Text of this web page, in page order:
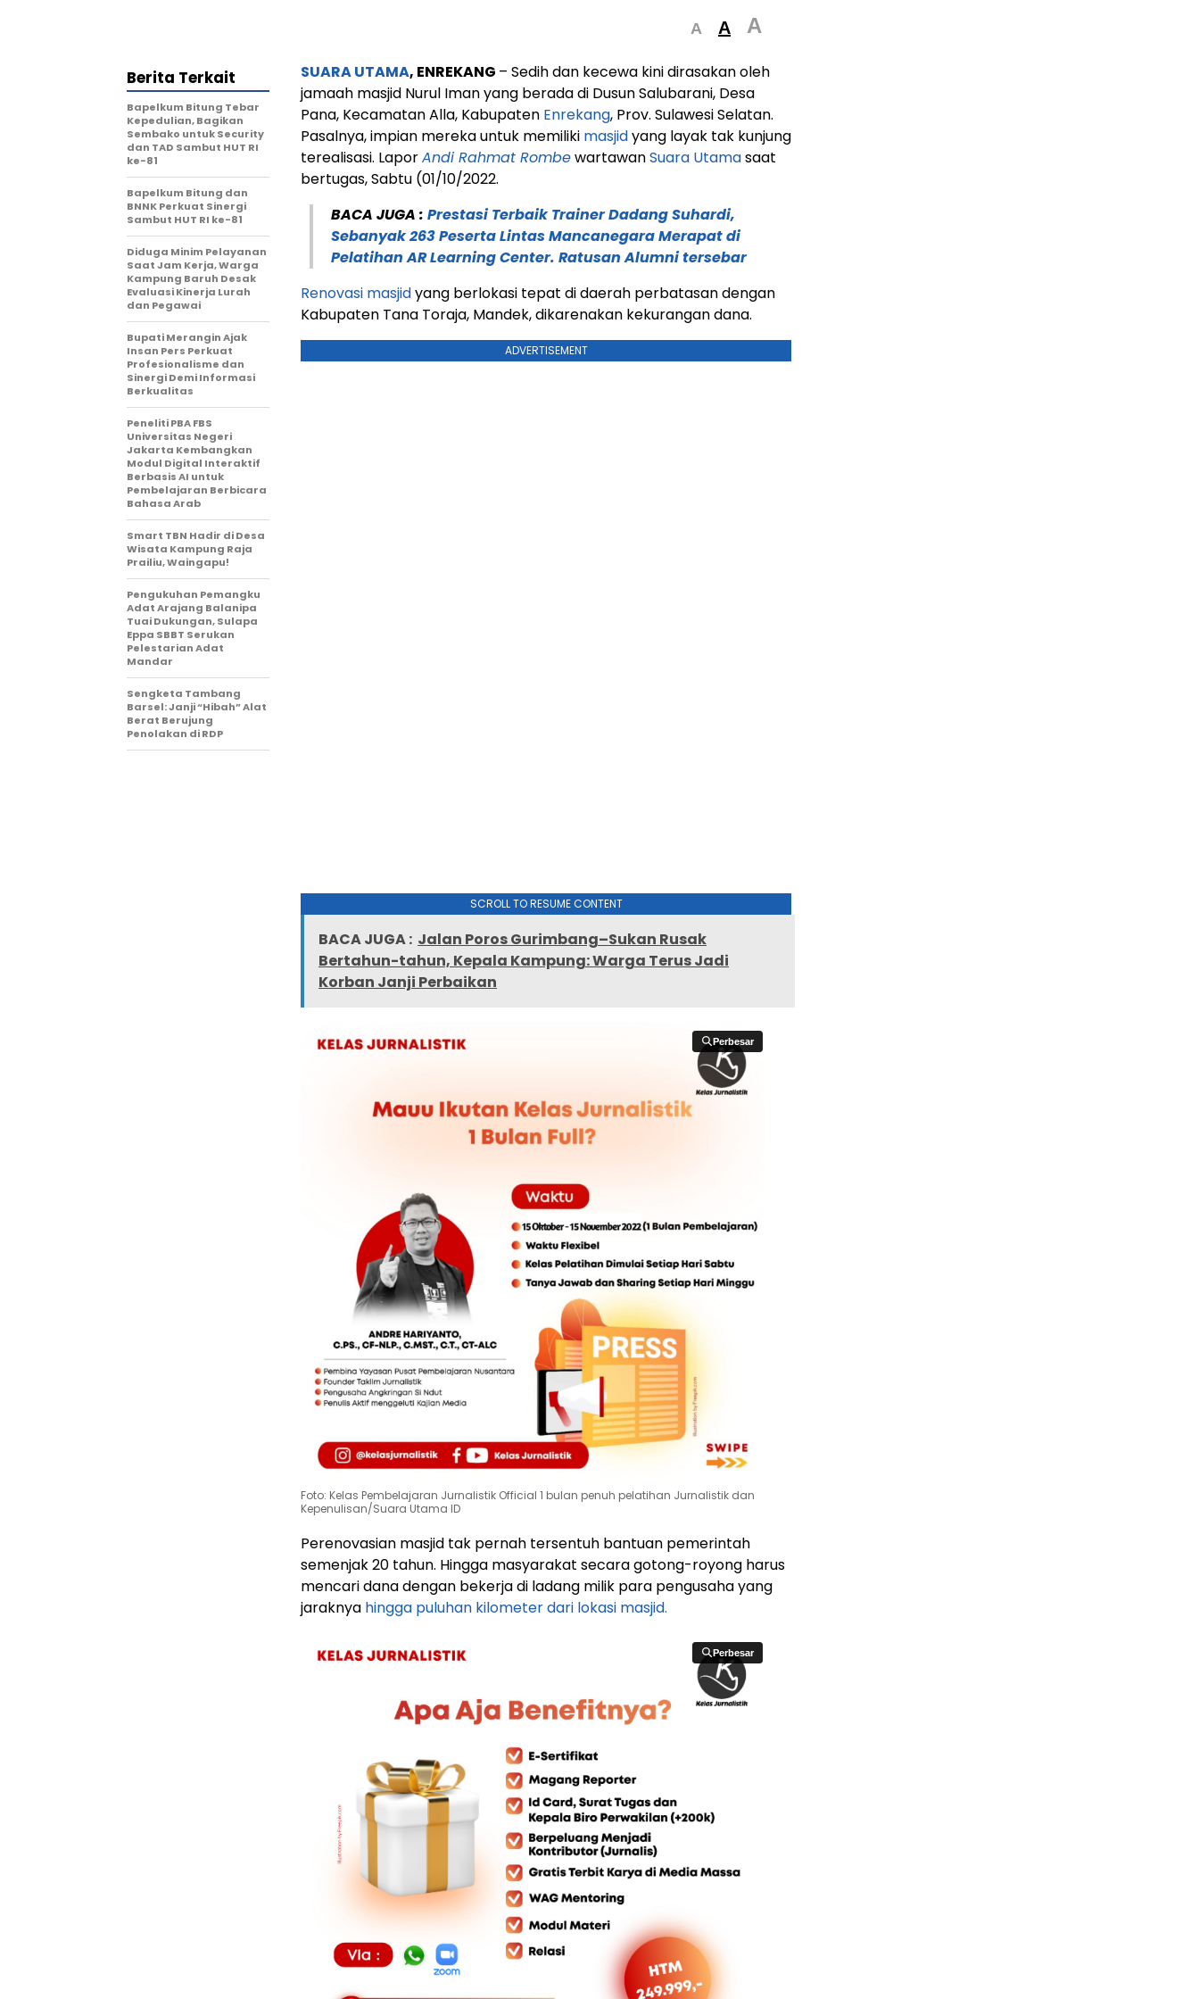
A A A
SUARA UTAMA, ENREKANG – Sedih dan kecewa kini dirasakan oleh
jamaah masjid Nurul Iman yang berada di Dusun Salubarani, Desa
Pana, Kecamatan Alla, Kabupaten Enrekang, Prov. Sulawesi Selatan.
Pasalnya, impian mereka untuk memiliki masjidyang layak tak kunjung
terealisasi. LaporAndi Rahmat RombewartawanSuara Utamasaat
bertugas, Sabtu (01/10/2022.
BACA JUGA : Prestasi Terbaik Trainer Dadang Suhardi,
Sebanyak 263 Peserta Lintas Mancanegara Merapat di
Pelatihan AR Learning Center. Ratusan Alumni tersebar
Renovasi masjidyang berlokasi tepat di daerah perbatasan dengan
Kabupaten Tana Toraja, Mandek, dikarenakan kekurangan dana.
ADVERTISEMENT
SCROLL TO RESUME CONTENT
BACA JUGA : Jalan Poros Gurimbang–Sukan Rusak
Bertahun-tahun, Kepala Kampung: Warga Terus Jadi
Korban Janji Perbaikan
Perbesar
Perbesar
Foto: Kelas Pembelajaran Jurnalistik Official 1 bulan penuh pelatihan Jurnalistik dan
Kepenulisan/Suara Utama ID
Perenovasian masjid tak pernah tersentuh bantuan pemerintah
semenjak 20 tahun. Hingga masyarakat secara gotong-royong harus
mencari dana dengan bekerja di ladang milik para pengusaha yang
jaraknya hingga puluhan kilometer dari lokasi masjid.
Perbesar
Perbesar
Berita Terkait
Bapelkum Bitung Tebar
Kepedulian, Bagikan
Sembako untuk Security
dan TAD Sambut HUT RI
ke-81
Bapelkum Bitung dan
BNNK Perkuat Sinergi
Sambut HUT RI ke-81
Diduga Minim Pelayanan
Saat Jam Kerja, Warga
Kampung Baruh Desak
Evaluasi Kinerja Lurah
dan Pegawai
Bupati Merangin Ajak
Insan Pers Perkuat
Profesionalisme dan
Sinergi Demi Informasi
Berkualitas
Peneliti PBA FBS
Universitas Negeri
Jakarta Kembangkan
Modul Digital Interaktif
Berbasis AI untuk
Pembelajaran Berbicara
Bahasa Arab
Smart TBN Hadir di Desa
Wisata Kampung Raja
Prailiu, Waingapu!
Pengukuhan Pemangku
Adat Arajang Balanipa
Tuai Dukungan, Sulapa
Eppa SBBT Serukan
Pelestarian Adat
Mandar
Sengketa Tambang
Barsel: Janji “Hibah” Alat
Berat Berujung
Penolakan di RDP